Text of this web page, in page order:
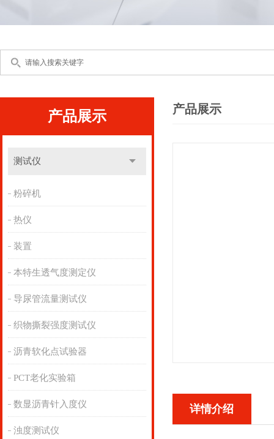
产品展示
测试仪
粉碎机
热仪
装置
本特生透气度测定仪
导尿管流量测试仪
织物撕裂强度测试仪
沥青软化点试验器
PCT老化实验箱
数显沥青针入度仪
浊度测试仪
产品展示
详情介绍